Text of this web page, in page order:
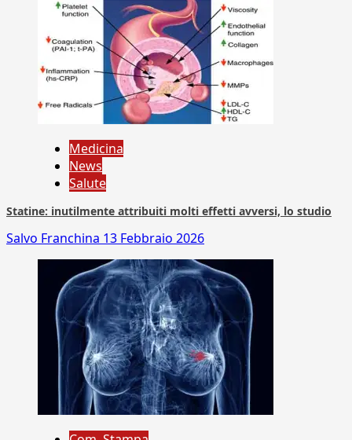
Medicina
News
Salute
Statine: inutilmente attribuiti molti effetti avversi, lo studio
Salvo Franchina 13 Febbraio 2026